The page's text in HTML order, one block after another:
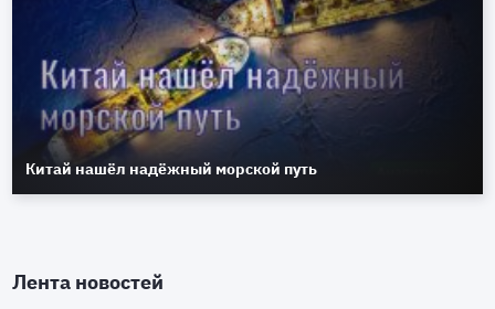
Китай нашёл надёжный морской путь
Лента новостей